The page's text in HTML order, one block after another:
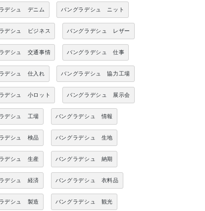
デシュ デニム バングラデシュ ニット
デシュ ビジネス バングラデシュ レザー
デシュ 交通事情 バングラデシュ 仕事
デシュ 仕入れ バングラデシュ 協力工場
デシュ 小ロット バングラデシュ 展示会
デシュ 工場 バングラデシュ 情報
デシュ 検品 バングラデシュ 生地
デシュ 生産 バングラデシュ 納期
デシュ 経済 バングラデシュ 衣料品
デシュ 製造 バングラデシュ 観光